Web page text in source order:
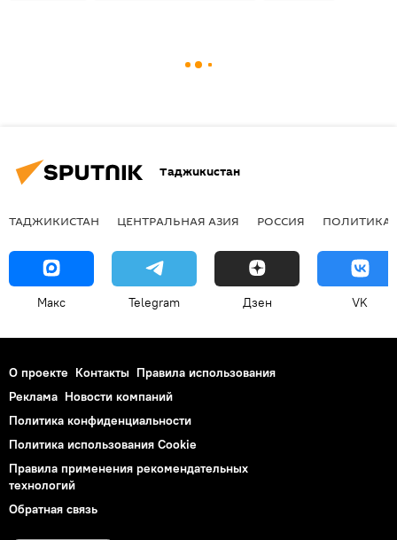
Таджикистан
ТАДЖИКИСТАН ЦЕНТРАЛЬНАЯ АЗИЯ РОССИЯ ПОЛИТИКА
Макс Telegram Дзен VK
О проекте Контакты Правила использования
Реклама Новости компаний
Политика конфиденциальности
Политика использования Cookie
Правила применения рекомендательных
технологий
Обратная связь